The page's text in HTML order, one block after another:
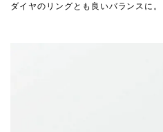
ダイヤのリングとも良いバランスに